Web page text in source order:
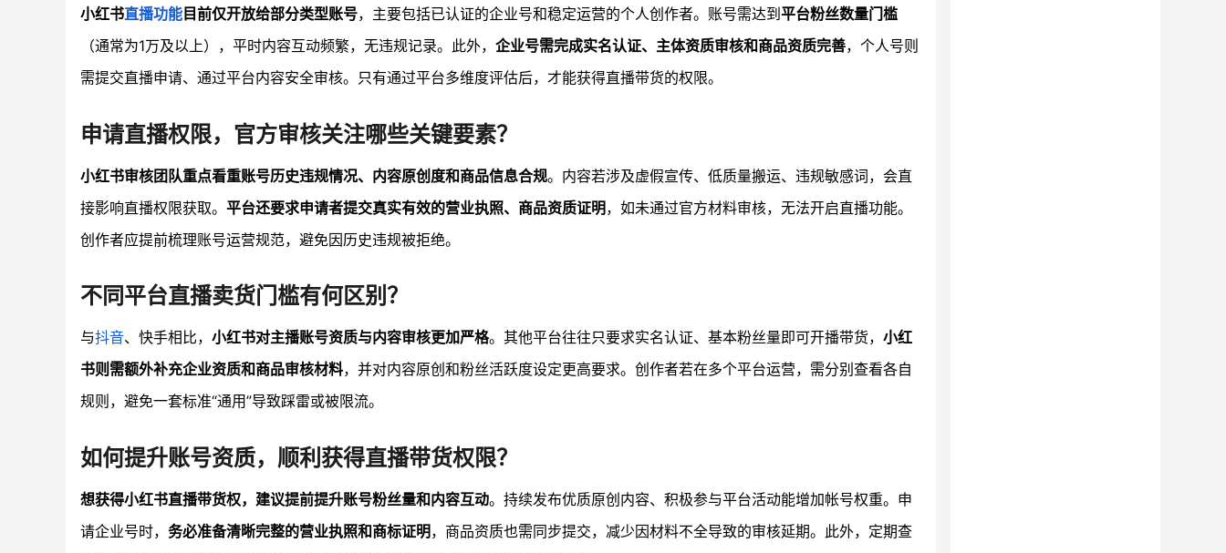
小红书直播功能目前仅开放给部分类型账号，主要包括已认证的企业号和稳定运营的个人创作者。账号需达到平台粉丝数量门槛
（通常为1万及以上），平时内容互动频繁，无违规记录。此外， 企业号需完成实名认证、主体资质审核和商品资质完善，个人号则
需提交直播申请、通过平台内容安全审核。只有通过平台多维度评估后，才能获得直播带货的权限。
申请直播权限，官方审核关注哪些关键要素？
小红书审核团队重点看重账号历史违规情况、内容原创度和商品信息合规。内容若涉及虚假宣传、低质量搬运、违规敏感词，会直
接影响直播权限获取。 平台还要求申请者提交真实有效的营业执照、商品资质证明，如未通过官方材料审核，无法开启直播功能。
创作者应提前梳理账号运营规范，避免因历史违规被拒绝。
不同平台直播卖货门槛有何区别？
与抖音、快手相比， 小红书对主播账号资质与内容审核更加严格。其他平台往往只要求实名认证、基本粉丝量即可开播带货， 小红
书则需额外补充企业资质和商品审核材料，并对内容原创和粉丝活跃度设定更高要求。创作者若在多个平台运营，需分别查看各自
规则，避免一套标准“通用”导致踩雷或被限流。
如何提升账号资质，顺利获得直播带货权限？
想获得小红书直播带货权，建议提前提升账号粉丝量和内容互动。持续发布优质原创内容、积极参与平台活动能增加帐号权重。申
请企业号时， 务必准备清晰完整的营业执照和商标证明 ，商品资质也需同步提交，减少因材料不全导致的审核延期。此外，定期查